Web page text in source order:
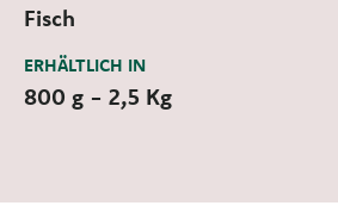
Fisch
ERHÄLTLICH IN
800 g - 2,5 Kg